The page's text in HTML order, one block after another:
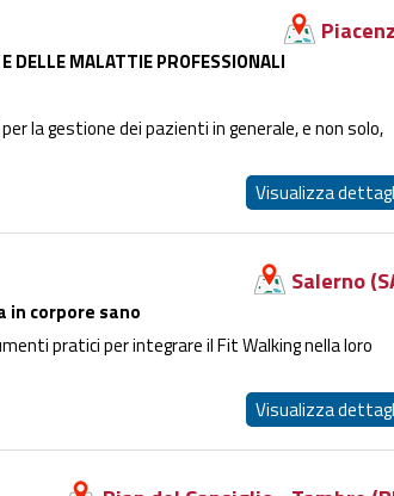
DELLE MALATTIE PROFESSIONALI
la gestione dei pazienti in generale, e non solo,
Visualizza
Salerno
in corpore sano
pratici per integrare il Fit Walking nella loro
Visualizza